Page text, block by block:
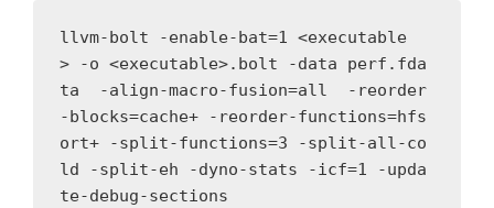
llvm-bolt -enable-bat=1 <executable
> -o <executable>.bolt -data perf.fda
ta  -align-macro-fusion=all  -reorder
-blocks=cache+ -reorder-functions=hfs
ort+ -split-functions=3 -split-all-co
ld -split-eh -dyno-stats -icf=1 -upda
te-debug-sections